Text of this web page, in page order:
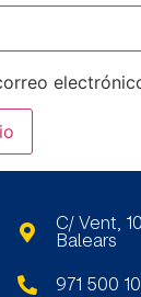
C/ Vent,
Balears
971 500